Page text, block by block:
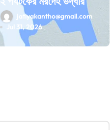
jatiyakantho@gmail.com
Jul 31, 2026